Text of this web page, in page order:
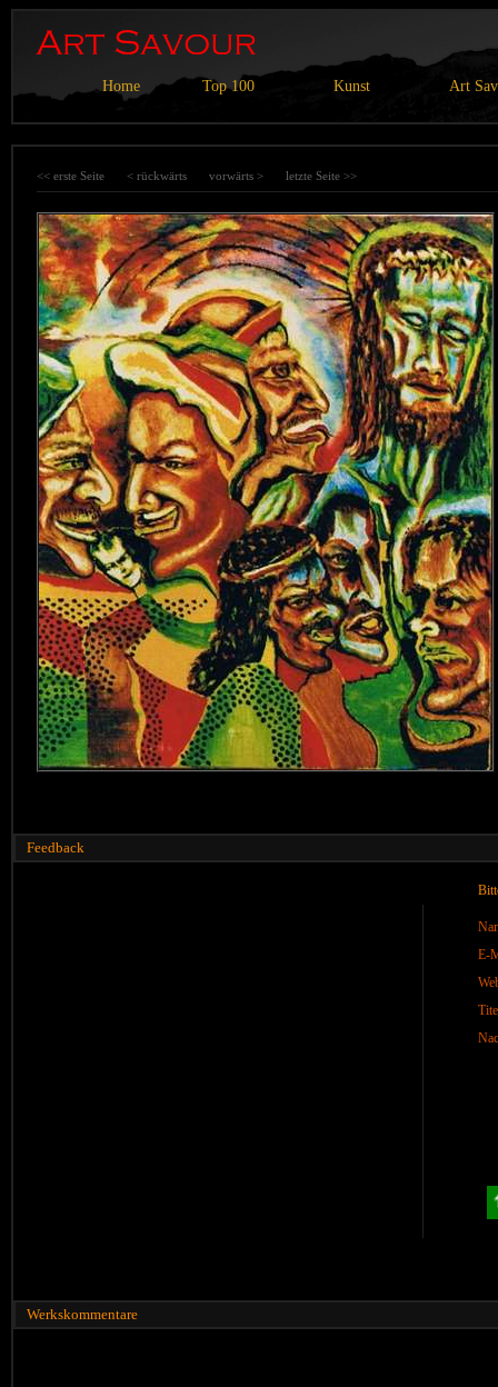
Home Top 100 Kunst Art
<< erste Seite < rückwärts vorwärts > letzte Seite >>
Feedback
E-
Werkskommentare